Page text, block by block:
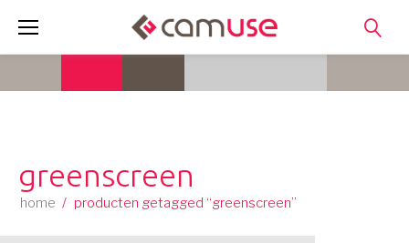
greenscreen
home / producten getagged “greenscreen”